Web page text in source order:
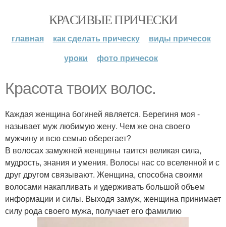
КРАСИВЫЕ ПРИЧЕСКИ
главная как сделать прическу
виды причесок
уроки
фото причесок
Красота твоих волос.
Каждая женщина богиней является. Берегиня моя -
называет муж любимую жену. Чем же она своего
мужчину и всю семью оберегает?
В волосах замужней женщины таится великая сила,
мудрость, знания и умения. Волосы нас со вселенной и с
друг другом связывают. Женщина, способна своими
волосами накапливать и удерживать большой объем
информации и силы. Выходя замуж, женщина принимает
силу рода своего мужа, получает его фамилию